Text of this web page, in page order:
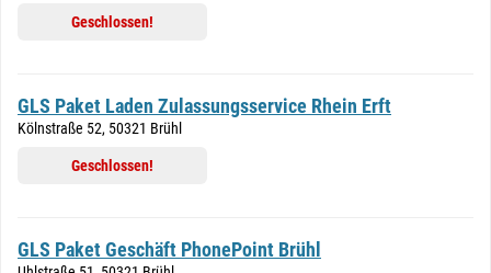
Geschlossen!
GLS Paket Laden Zulassungsservice Rhein Erft
Kölnstraße 52, 50321 Brühl
Geschlossen!
GLS Paket Geschäft PhonePoint Brühl